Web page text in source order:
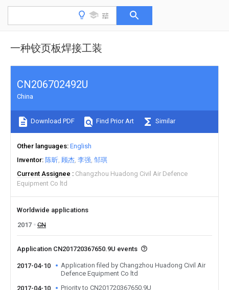
一种铰页板焊接工装
CN206702492U
China
Download PDF Find Prior Art Similar
Other languages English
Inventor 陈昕 顾杰 李强 邹琪
Current Assignee
Changzhou Huadong Civil Air Defence
Equipment Co ltd
Worldwide applications
2017
CN
Application CN201720367650.9U events
2017-04-10
Application filed by Changzhou Huadong Civil Air
Defence Equipment Co ltd
2017-04-10
Priority to CN201720367650.9U